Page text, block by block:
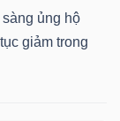
ủng hộ
giảm trong